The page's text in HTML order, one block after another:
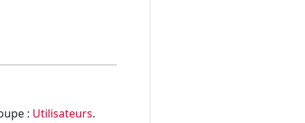
: Utilisateurs.